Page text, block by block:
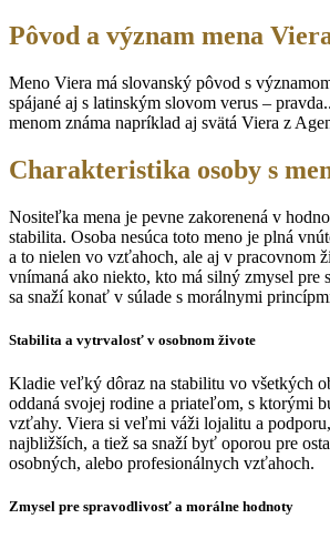
Pôvod a význam mena
Meno Viera má slovanský pôvod s
spájané aj s latinským slovom verus –
menom známa napríklad aj svätá Viera z
Charakteristika osoby s
Nositeľka mena je pevne zakorenená v
stabilita. Osoba nesúca toto meno je plná
a to nielen vo vzťahoch, ale aj v pracovnom
vnímaná ako niekto, kto má silný zmysel pre
sa snaží konať v súlade s morálnymi
Stabilita a vytrvalosť v osobnom živote
Kladie veľký dôraz na stabilitu vo všetkých
oddaná svojej rodine a priateľom, s ktorými
vzťahy. Viera si veľmi váži lojalitu a
najbližších, a tiež sa snaží byť oporou pre
osobných, alebo profesionálnych vzťahoch.
Zmysel pre spravodlivosť a morálne hodnoty